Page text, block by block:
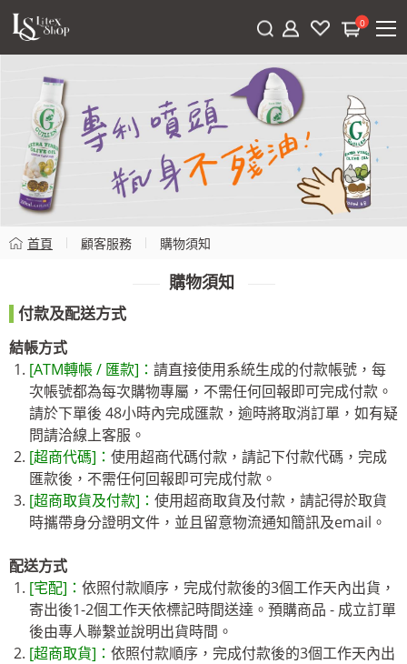
0
首頁 顧客服務 購物須知
購物須知
付款及配送方式
結帳方式
[ATM轉帳 / 匯款]： 請直接使用系統生成的付款帳號，每
次帳號都為每次購物專屬，不需任何回報即可完成付款。
請於下單後 48小時內完成匯款，逾時將取消訂單，如有疑
問請洽線上客服。
[超商代碼]： 使用超商代碼付款，請記下付款代碼，完成
匯款後，不需任何回報即可完成付款。
[超商取貨及付款]： 使用超商取貨及付款，請記得於取貨
時攜帶身分證明文件，並且留意物流通知簡訊及email。
配送方式
[宅配]： 依照付款順序，完成付款後的3個工作天內出貨，
寄出後1-2個工作天依標記時間送達。預購商品 - 成立訂單
後由專人聯繫並說明出貨時間。
[超商取貨]： 依照付款順序，完成付款後的3個工作天內出